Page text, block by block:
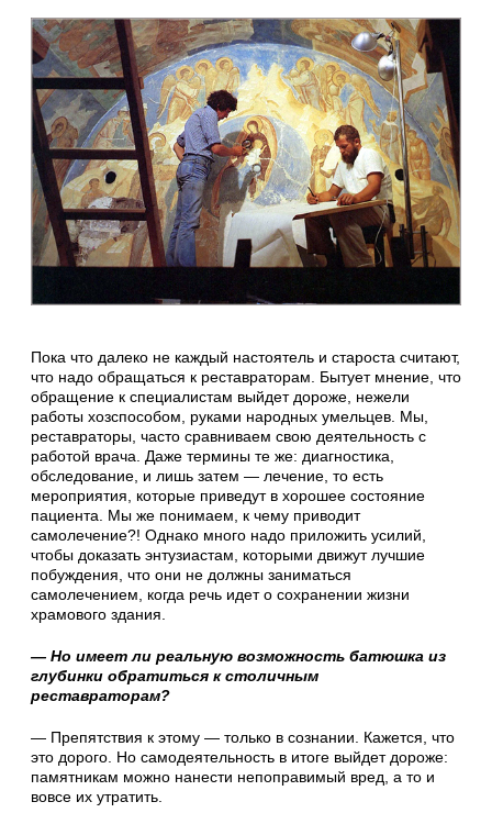
Пока что далеко не каждый настоятель и староста считают,
что надо обращаться к реставраторам. Бытует мнение, что
обращение к специалистам выйдет дороже, нежели
работы хозспособом, руками народных умельцев. Мы,
реставраторы, часто сравниваем свою деятельность с
работой врача. Даже термины те же: диагностика,
обследование, и лишь затем — лечение, то есть
мероприятия, которые приведут в хорошее состояние
пациента. Мы же понимаем, к чему приводит
самолечение?! Однако много надо приложить усилий,
чтобы доказать энтузиастам, которыми движут лучшие
побуждения, что они не должны заниматься
самолечением, когда речь идет о сохранении жизни
храмового здания.
— Но имеет ли реальную возможность батюшка из
глубинки обратиться к столичным
реставраторам?
— Препятствия к этому — только в сознании. Кажется, что
это дорого. Но самодеятельность в итоге выйдет дороже:
памятникам можно нанести непоправимый вред, а то и
вовсе их утратить.